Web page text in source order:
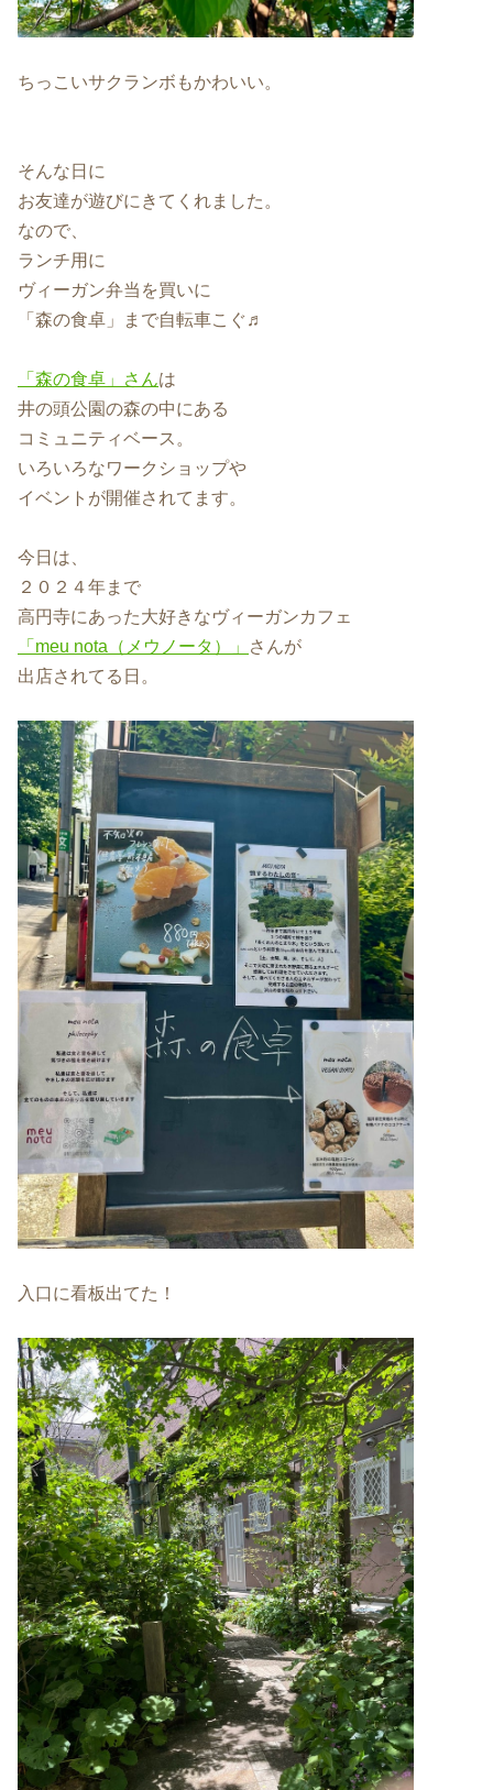
ちっこいサクランボもかわいい。
そんな日に
お友達が遊びにきてくれました。
なので、
ランチ用に
ヴィーガン弁当を買いに
「森の食卓」まで自転車こぐ♬
「森の食卓」さんは
井の頭公園の森の中にある
コミュニティベース。
いろいろなワークショップや
イベントが開催されてます。
今日は、
２０２４年まで
高円寺にあった大好きなヴィーガンカフェ
「meu nota（メウノータ）」
さんが
出店されてる日。
入口に看板出てた！